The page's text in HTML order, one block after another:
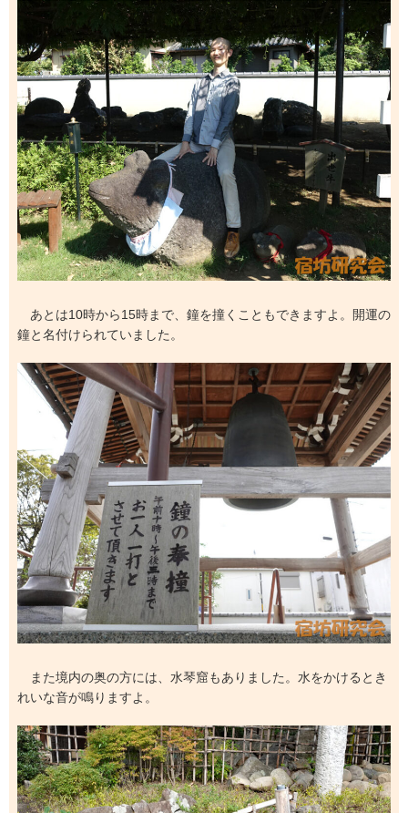
あとは10時から15時まで、鐘を撞くこともできますよ。開運の
鐘と名付けられていました。
また境内の奥の方には、水琴窟もありました。水をかけるとき
れいな音が鳴りますよ。